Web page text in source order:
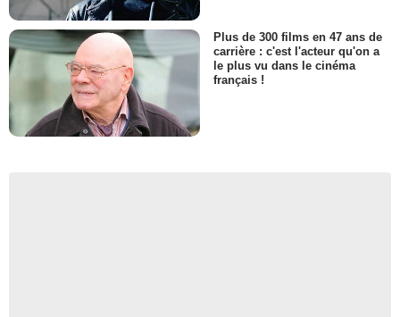
Plus de 300 films en 47 ans de
carrière : c'est l'acteur qu'on a
le plus vu dans le cinéma
français !